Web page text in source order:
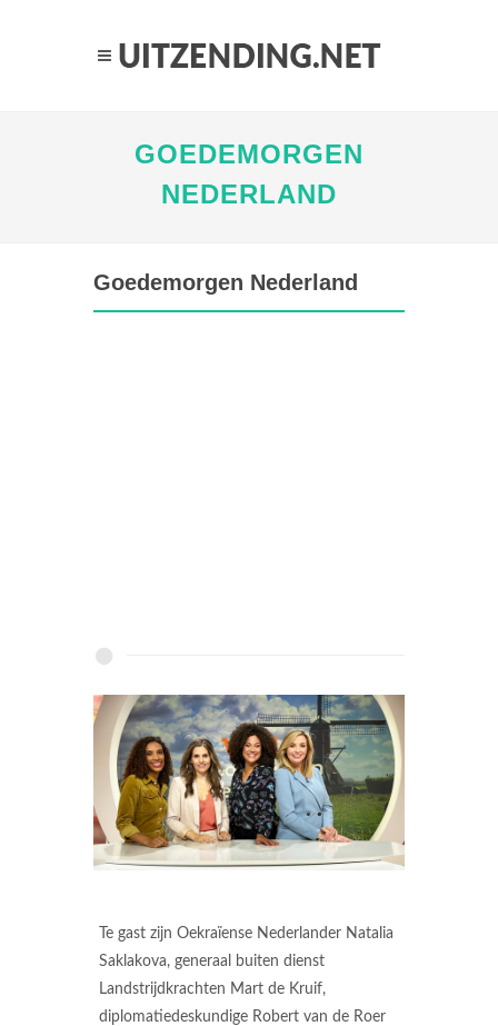
GOEDEMORGEN
NEDERLAND
Goedemorgen Nederland
Te gast zijn Oekraïense Nederlander Natalia
Saklakova, generaal buiten dienst
Landstrijdkrachten Mart de Kruif,
diplomatiedeskundige Robert van de Roer